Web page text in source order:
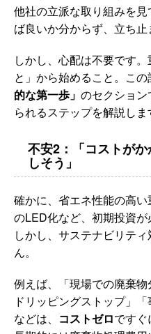
他社の立派な取り組みを
ば良いか分からず、立ち止
しかし、心配は不要です
と」から始めること。こ
的な第一歩」 のセクショ
られるステップを解説しま
不安2：「コストが
しそう」
確かに、省エネ性能の高
のLED化など、初期投資が
しかし、サステナビリテ
ん。
例えば、「現場での廃棄
ドリッピングストップ」
などは、 コストゼロですぐ